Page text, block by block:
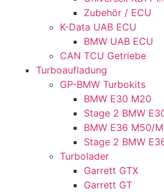
Zubehör / ECU
K-Data UAB ECU
BMW UAB ECU
CAN TCU Getriebe
Turboaufladung
GP-BMW Turbokits
BMW E30 M20
Stage 2 BMW
BMW E36 M50/
Stage 2 BMW
Turbolader
Garrett GTX
Garrett GT